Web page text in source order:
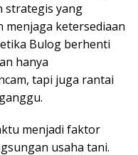
strategis yang
menjaga ketersediaan
Bulog berhenti
hanya
tapi juga rantai
menjadi faktor
usaha tani.